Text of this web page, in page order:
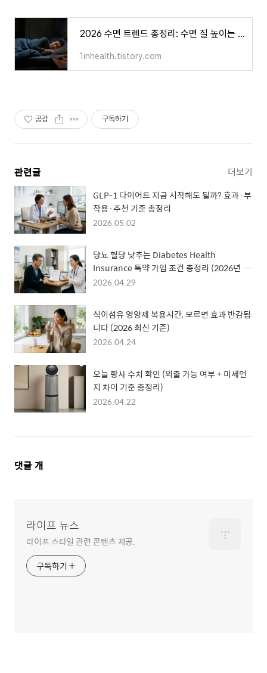
2026 수면 트렌드 총정리: 수면 질 높이는 방법 + 슬립테크·보충제 비교 (안 보면 손해)
1inhealth.tistory.com
공감 구독하기
관련글 더보기
GLP-1 다이어트 지금 시작해도 될까? 효과·부
작용·추천 기준 총정리
2026.05.02
당뇨 혈당 낮추는 Diabetes Health
Insurance 특약 가입 조건 총정리 (2026년 기
준)
2026.04.29
식이섬유 영양제 복용시간, 모르면 효과 반감됩
니다 (2026 최신 기준)
2026.04.24
오늘 황사 수치 확인 (외출 가능 여부 + 미세먼
지 차이 기준 총정리)
2026.04.22
댓
댓글 개
라이프 뉴스
라이프 스타일 관련 콘텐츠 제공.
구독하기